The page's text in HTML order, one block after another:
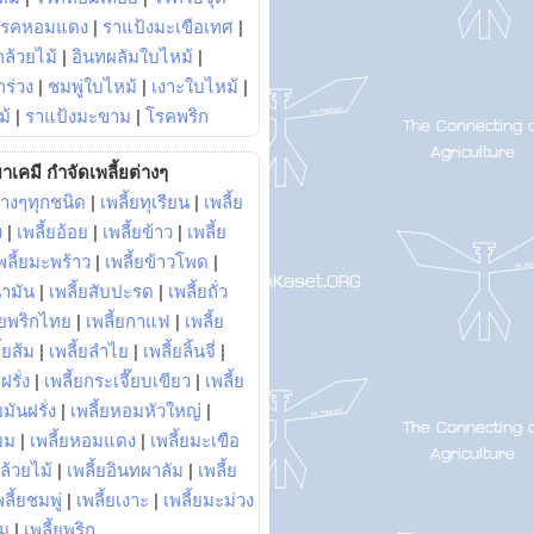
คหอมแดง | ราแป้งมะเขือเทศ |
วยไม้ | อินทผลัมใบไหม้ |
วง | ชมพู่ใบไหม้ | เงาะใบไหม้ |
| ราแป้งมะขาม | โรคพริก
เคมี กำจัดเพลี้ยต่างๆ
งๆทุกชนิด | เพลี้ยทุเรียน | เพลี้ย
| เพลี้ยอ้อย | เพลี้ยข้าว | เพลี้ย
ลี้ยมะพร้าว | เพลี้ยข้าวโพด |
มัน | เพลี้ยสับปะรด | เพลี้ยถั่ว
พริกไทย | เพลี้ยกาแฟ | เพลี้ย
ส้ม | เพลี้ยลำไย | เพลี้ยลิ้นจี่ |
รั่ง | เพลี้ยกระเจี๊ยบเขียว | เพลี้ย
มันฝรั่ง | เพลี้ยหอมหัวใหญ่ |
ม | เพลี้ยหอมแดง | เพลี้ยมะเขือ
วยไม้ | เพลี้ยอินทผาลัม | เพลี้ย
ลี้ยชมพู่ | เพลี้ยเงาะ | เพลี้ยมะม่วง
| เพลี้ยพริก